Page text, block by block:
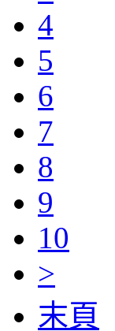
4
5
6
7
8
9
10
>
末頁